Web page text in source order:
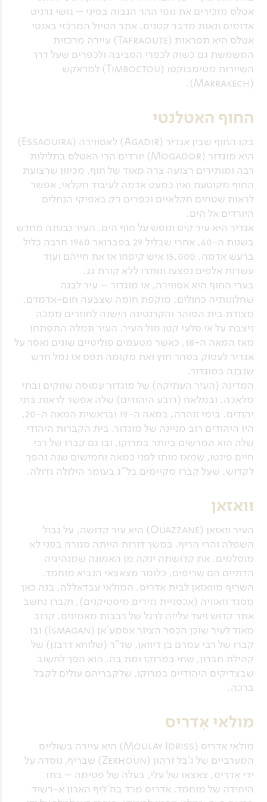
אטלס מזכירים את נופי ההר הגבוה בסיני – גושי גרניט
אדומים ונאות מדבר קטנים. אתר הטיול המרכזי באנטי
אטלס היא תפראות (Tafraoute) עיירה מרכזית
המשמשת גם כשוק לכפרי הסביבה ולכפרים שעל דרך
השיירות מטימבוקטו (Timboctou) למראקש
(Marrakech).
החוף האטלנטי
בקו החוף שבין אגדיר (Agadir) לאסווירה (Essaouira)
היא מוגדור (Mogador) יורדים הרי האטלס בתלילות
רבה ומותירים רצועה צרה מאוד של חוף. מכיוון שרצועת
החוף מקוטעת ואין כמעט אדמה לעיבוד חקלאי, אפשר
לראות שטחים חקלאיים וכפרים רק באפיקי הנחלים
היורדים אל הים.
אגדיר היא עיר קיט ונופש על חוף הים. העיר נבנתה מחדש
בשנות ה-60, אחרי שבליל 29 בפברואר 1960 חרבה כליל
ברעש אדמה. 15,000 איש קיפחו אז את חייהם ועוד
עשרות אלפים נפצעו ונותרו ללא קורת גג.
בערי החוף היא אסווירה, או מוגדוֹר – עיר לבנה
שחלונותיה כחולים, מוקפת חומה שצבעה חום-אדמדם.
מצודת בית הסוהר והקרנטינה הישנה לחוזרים ממכה
ניצבת על אי סלעי קטן מול העיר. העיר ונמלה התפתחו
מאז המאה ה-18, כאשר מטעמים פוליטיים שונים נאסר על
אגדיר לעסוק בסחר חוץ ואת מקומה תפס אז נמל חדש
שנבנה במוגדור.
המדינה (העיר העתיקה) של מוגדור עמוסה שווקים ובתי
מלאכה, ובמלאח (רובע היהודים) שלה אפשר לראות בתי
יהודים. בימי זוהרה, במאה ה-19 ובראשית המאה ה-20,
היו היהודים רוב מניינה של מוגדור. בית הקברות היהודי
שלה הוא המרשים ביותר במרוקו, ובו גם קברו של רבי
חיים פינטו, שמאז מותו לפני כמאה וחמישים שנה נהפך
לקדוש, שעל קברו מקיימים בל"ג בעומר הילולה גדולה.
וואזאן
העיר וואזאן (Ouazzane) היא עיר קדושה, על גבול
השפלה והרי הריף. במשך דורות הייתה סגורה בפני לא
מוסלמים. את קדושתה ינקה מן האמונה שמנהיגיה
הדתיים הם שריפים, כלומר מצאצאי הנביא מוחמד.
השריף מוואזאן לבית אִדריס, המולאי עבדאללה, בנה כאן
מסגד וזאוויה (אכסניית נזירים מיסטיקנים), וקברו נחשב
אתר קדוש ויעד עלייה לרגל של רבבות מאמינים. קרוב
מאוד לעיר שוכן הכפר הציור אסמע'אן (Ismagan) ובו
קברו של רבי עמרם בן דיוואן, שד"ר (שלוחא דרבנן) של
קהילת חברון, שחי במרוקו ומת בה. הוא הפך לחשוב
שבצדיקים היהודיים במרוקו, שלקבריהם עולים לקבל
ברכה.
מולאי אִדריס
מולאי אדריס (Moulay Idriss) היא עיירה בשוליים
המערביים של ג'בל זרהון (Zerhoun) שבריף, נוסדה על
ידי אִדריס, צאצאו של עלי, בעלה של פטימה – בתו
היחידה של מוחמד. אדריס מרד בח'ליף הארון א-רשיד